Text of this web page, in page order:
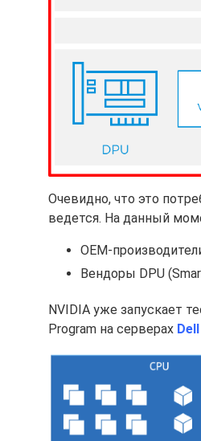
Очевидно, что это
ведется. На данный
OEM-
Вендоры DPU
NVIDIA уже запускает
Program на серверах